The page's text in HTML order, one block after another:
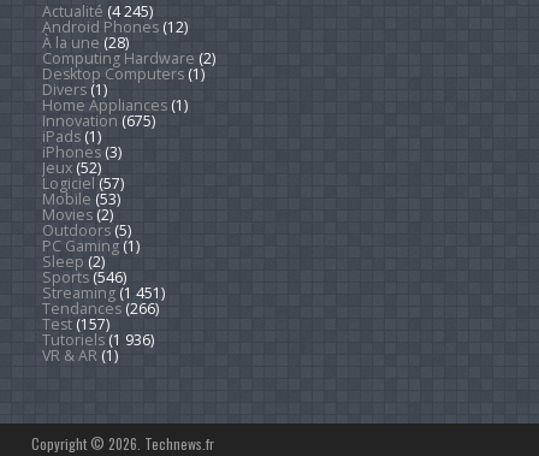
Actualité (4 245)
Android Phones(12)
À la une (28)
Computing Hardware (2)
Desktop Computers(1)
Divers(1)
Home Appliances(1)
Innovation (675)
iPads(1)
iPhones(3)
Jeux(52)
Logiciel (57)
Mobile (53)
Movies(2)
Outdoors(5)
PC Gaming(1)
Sleep (2)
Sports(546)
Streaming(1 451)
Tendances(266)
Test(157)
Tutoriels(1 936)
VR & AR(1)
Copyright © 2026. Technews.fr